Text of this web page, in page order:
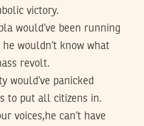
victory.
would’ve been running
wouldn’t know what
revolt.
would’ve panicked
to put all citizens in.
voices,he can’t have